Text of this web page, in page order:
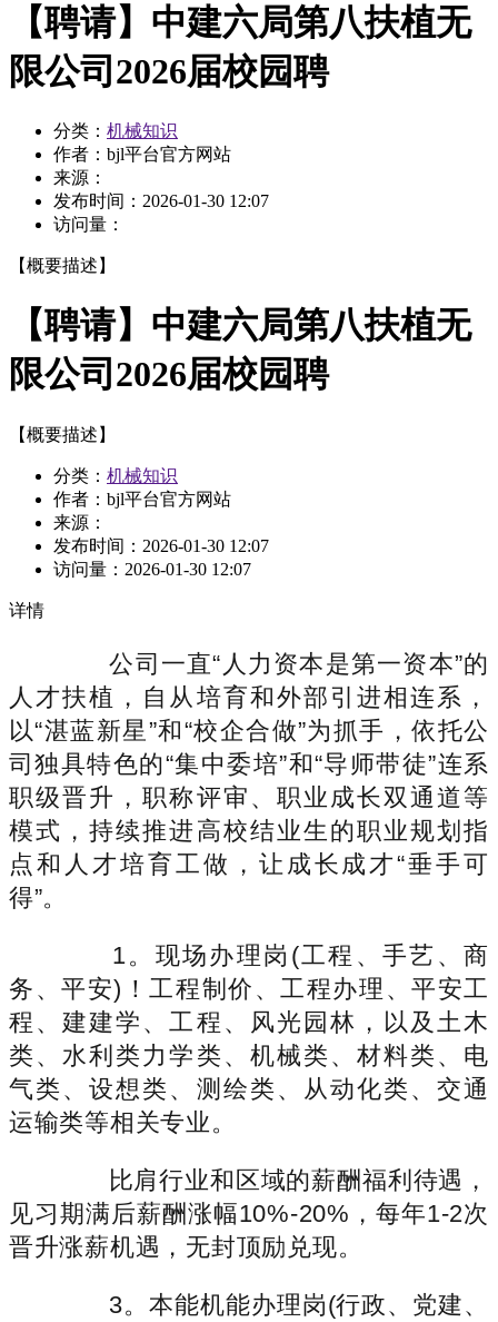
【聘请】中建六局第八扶植无
限公司2026届校园聘
分类： 机械知识
作者：bjl平台官方网站
来源：
发布时间： 2026-01-30 12:07
访问量：
【概要描述】
【聘请】中建六局第八扶植无
限公司2026届校园聘
【概要描述】
分类： 机械知识
作者：bjl平台官方网站
来源：
发布时间： 2026-01-30 12:07
访问量： 2026-01-30 12:07
详情
公司一直“人力资本是第一资本”的
人才扶植，自从培育和外部引进相连系，
以“湛蓝新星”和“校企合做”为抓手，依托公
司独具特色的“集中委培”和“导师带徒”连系
职级晋升，职称评审、职业成长双通道等
模式，持续推进高校结业生的职业规划指
点和人才培育工做，让成长成才“垂手可
得”。
1。现场办理岗(工程、手艺、商
务、平安)！工程制价、工程办理、平安工
程、建建学、工程、风光园林，以及土木
类、水利类力学类、机械类、材料类、电
气类、设想类、测绘类、从动化类、交通
运输类等相关专业。
比肩行业和区域的薪酬福利待遇，
见习期满后薪酬涨幅10%-20%，每年1-2次
晋升涨薪机遇，无封顶励兑现。
3。本能机能办理岗(行政、党建、